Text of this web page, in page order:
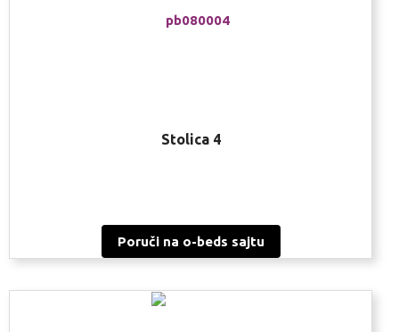
Stolica 4
Poruči na o-beds sajtu